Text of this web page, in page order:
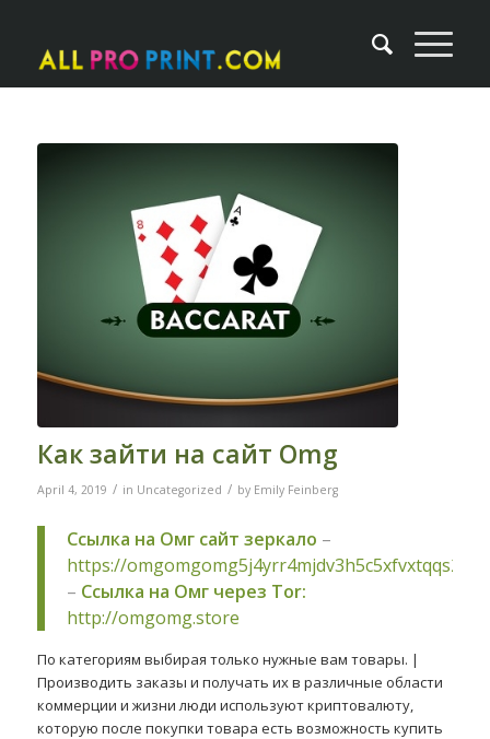
Как зайти на сайт Omg
April 4, 2019 / in Uncategorized / by Emily Feinberg
Ссылка на Омг сайт зеркало –
https://
– Ссылка на Омг через Tor:
http://omgomg.store
По категориям выбирая только нужные вам товары. |
Производить заказы и получать их в различные области
коммерции и жизни люди используют криптовалюту,
которую после покупки товара есть возможность купить